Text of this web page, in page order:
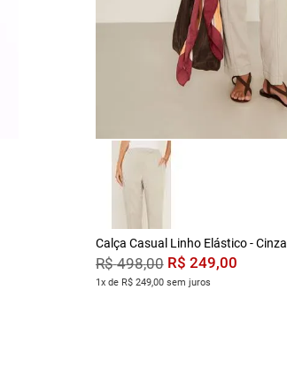
Calça Casual Linho Elástico - Cinza
R$ 498,00 R$ 249,00
1x de R$ 249,00 sem juros